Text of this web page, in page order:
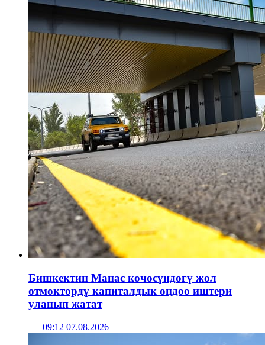
Бишкектин Манас көчөсүндөгү жол
өтмөктөрдү капиталдык оңдоо иштери
уланып жатат
09:12 07.08.2026